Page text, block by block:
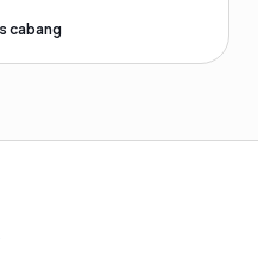
cabang